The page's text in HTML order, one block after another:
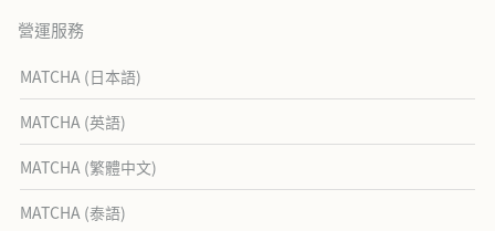
營運服務
MATCHA (日本語)
MATCHA (英語)
MATCHA (繁體中文)
MATCHA (泰語)